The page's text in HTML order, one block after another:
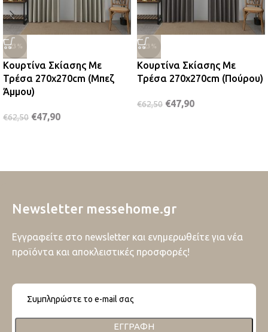
-23%
Κουρτίνα Σκίασης Με
Τρέσα 270x270cm (Μπεζ
Άμμου)
€62,50 €47,90
-23%
Κουρτίνα Σκίασης Με
Τρέσα 270x270cm (Πούρου)
€62,50 €47,90
Newsletter messehome.gr
Εγγραφείτε στο newsletter και ενημερωθείτε για νέα
προϊόντα και αποκλειστικές προσφορές!
ΕΓΓΡΑΦΉ